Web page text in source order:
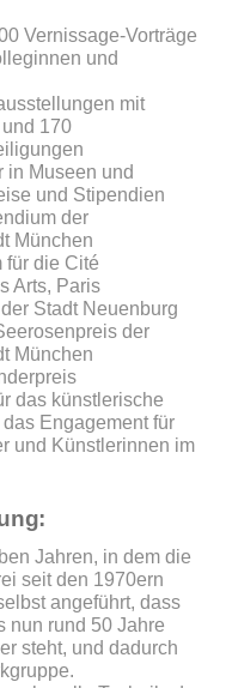
Vernissage-Vorträge
und
mit
170
in Museen und
und Stipendien
der
München
für die Cité
Arts, Paris
Stadt Neuenburg
der
München
das künstlerische
Engagement für
und Künstlerinnen im
Jahren, in dem die
seit den 1970ern
angeführt, dass
nun rund 50 Jahre
steht, und dadurch